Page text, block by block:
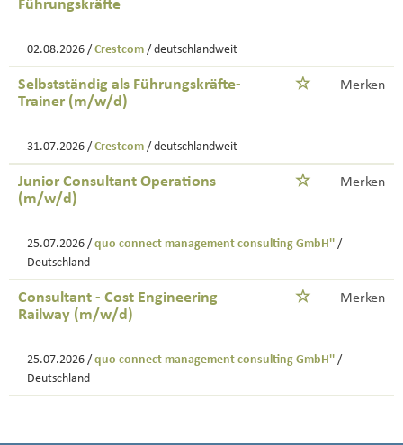
Führungskräfte
02.08.2026 / Crestcom / deutschlandweit
Selbstständig als Führungskräfte-
Trainer (m/w/d)
Merken
31.07.2026 / Crestcom / deutschlandweit
Junior Consultant Operations
(m/w/d)
Merken
25.07.2026 / quo connect management consulting GmbH'' /
Deutschland
Consultant - Cost Engineering
Railway (m/w/d)
Merken
25.07.2026 / quo connect management consulting GmbH'' /
Deutschland